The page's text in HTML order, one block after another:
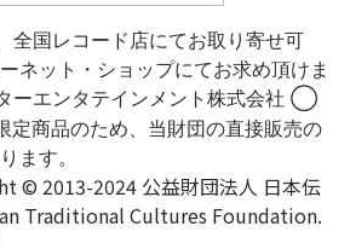
国レコード店にてお取り寄せ可
ネット・ショップにてお求め頂けま
ーエンタテインメント株式会社 ◯
定商品のため、当財団の直接販売の
ます。
© 2013-2024 公益財団法人 日本伝
Traditional Cultures Foundation.